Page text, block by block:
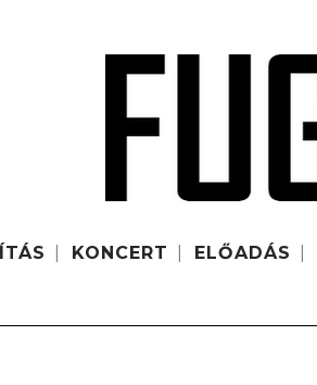
KONCERT ELŐADÁS